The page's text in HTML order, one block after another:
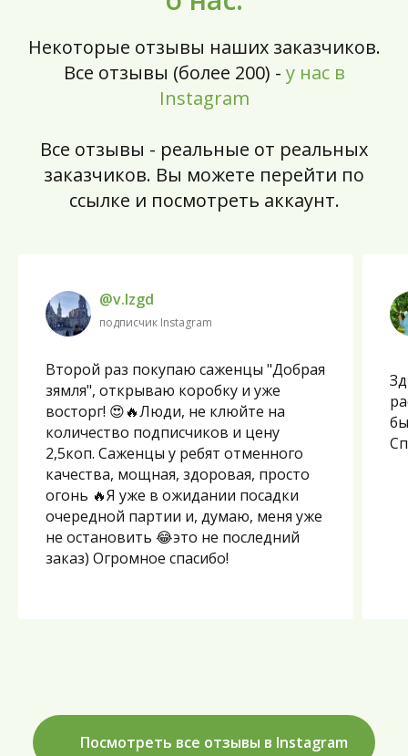
Некоторые отзывы наших заказчиков.
Все отзывы (более 200) - у нас в
Instagram
Все отзывы - реальные от реальных
заказчиков. Вы можете перейти по
ссылке и посмотреть аккаунт.
@v.lzgd
подписчик Instagram
Второй раз покупаю саженцы "Добрая
зямля", открываю коробку и уже
восторг! 😍🔥Люди, не клюйте на
количество подписчиков и цену
2,5коп. Саженцы у ребят отменного
качества, мощная, здоровая, просто
огонь 🔥Я уже в ожидании посадки
очередной партии и, думаю, меня уже
не остановить 😂это не последний
заказ) Огромное спасибо!
Посмотреть все отзывы в Instagram